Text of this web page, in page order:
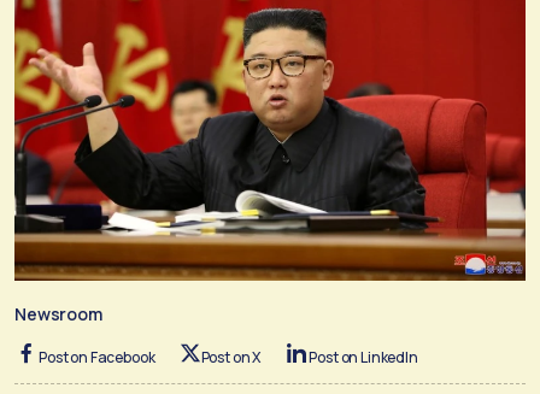
Newsroom
Post on Facebook Post on X Post on LinkedIn